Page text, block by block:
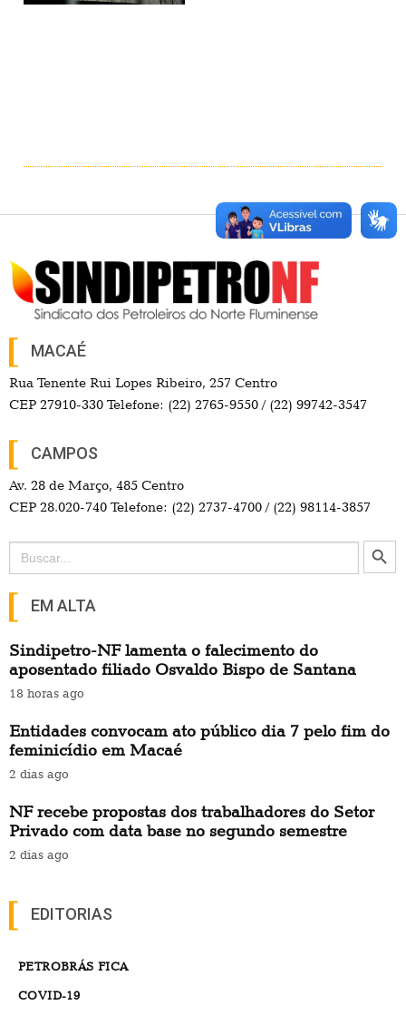
MACAÉ
Rua Tenente Rui Lopes Ribeiro, 257 Centro
CEP 27910-330 Telefone: (22) 2765-9550 / (22) 99742-3547
CAMPOS
Av. 28 de Março, 485 Centro
CEP 28.020-740 Telefone: (22) 2737-4700 / (22) 98114-3857
Search
for:
Search Button
EM ALTA
Sindipetro-NF lamenta o falecimento do
aposentado filiado Osvaldo Bispo de Santana
18 horas ago
Entidades convocam ato público dia 7 pelo fim do
feminicídio em Macaé
2 dias ago
NF recebe propostas dos trabalhadores do Setor
Privado com data base no segundo semestre
2 dias ago
EDITORIAS
PETROBRÁS FICA
COVID-19